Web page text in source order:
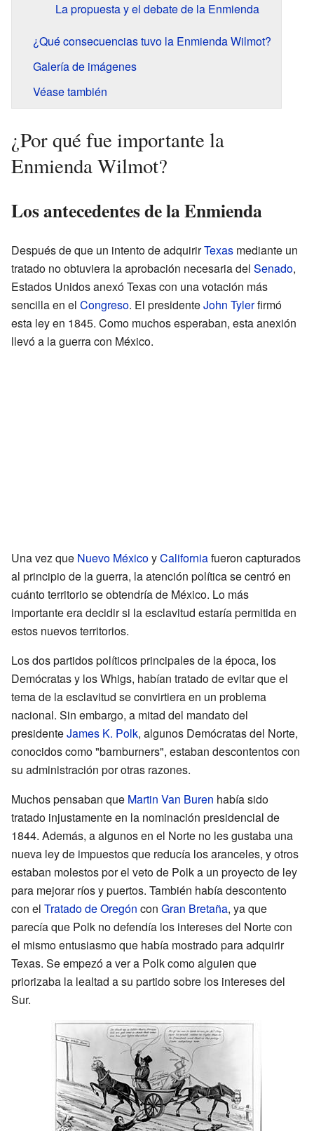
La propuesta y el debate de la Enmienda
¿Qué consecuencias tuvo la Enmienda Wilmot?
Galería de imágenes
Véase también
¿Por qué fue importante la
Enmienda Wilmot?
Los antecedentes de la Enmienda
Después de que un intento de adquirirTexas mediante un
tratado no obtuviera la aprobación necesaria del Senado,
Estados Unidos anexó Texas con una votación más
sencilla en el Congreso. El presidenteJohn Tylerfirmó
esta ley en 1845. Como muchos esperaban, esta anexión
llevó a la guerra con México.
Una vez que Nuevo MéxicoyCaliforniafueron capturados
al principio de la guerra, la atención política se centró en
cuánto territorio se obtendría de México. Lo más
importante era decidir si la esclavitud estaría permitida en
estos nuevos territorios.
Los dos partidos políticos principales de la época, los
Demócratas y los Whigs, habían tratado de evitar que el
tema de la esclavitud se convirtiera en un problema
nacional. Sin embargo, a mitad del mandato del
presidenteJames K. Polk, algunos Demócratas del Norte,
conocidos como "barnburners", estaban descontentos con
su administración por otras razones.
Muchos pensaban que Martin Van Buren había sido
tratado injustamente en la nominación presidencial de
1844. Además, a algunos en el Norte no les gustaba una
nueva ley de impuestos que reducía los aranceles, y otros
estaban molestos por el veto de Polk a un proyecto de ley
para mejorar ríos y puertos. También había descontento
con el Tratado de Oregón con Gran Bretaña, ya que
parecía que Polk no defendía los intereses del Norte con
el mismo entusiasmo que había mostrado para adquirir
Texas. Se empezó a ver a Polk como alguien que
priorizaba la lealtad a su partido sobre los intereses del
Sur.